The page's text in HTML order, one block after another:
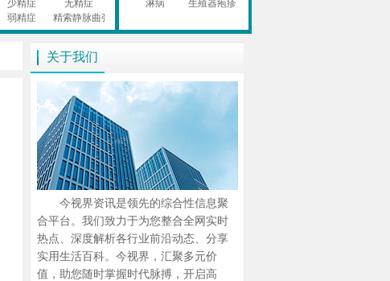
少精症
无精症
弱精症
精索静脉曲张
淋病
生殖器疱疹
关于我们
今视界资讯是领先的综合性信息聚
合平台。我们致力于为您整合全网实时
热点、深度解析各行业前沿动态、分享
实用生活百科。今视界，汇聚多元价
值，助您随时掌握时代脉搏，开启高